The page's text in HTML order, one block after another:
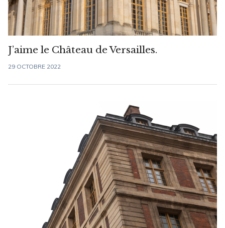
J’aime le Château de Versailles.
29 OCTOBRE 2022